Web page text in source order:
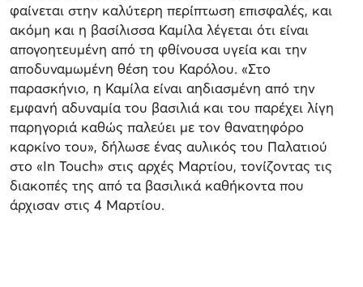
φαίνεται στην καλύτερη περίπτωση επισφαλές, και
ακόμη και η βασίλισσα Καμίλα λέγεται ότι είναι
απογοητευμένη από τη φθίνουσα υγεία και την
αποδυναμωμένη θέση του Καρόλου. «Στο
παρασκήνιο, η Καμίλα είναι αηδιασμένη από την
εμφανή αδυναμία του βασιλιά και του παρέχει λίγη
παρηγοριά καθώς παλεύει με τον θανατηφόρο
καρκίνο του», δήλωσε ένας αυλικός του Παλατιού
στο «In Touch» στις αρχές Μαρτίου, τονίζοντας τις
διακοπές της από τα βασιλικά καθήκοντα που
άρχισαν στις 4 Μαρτίου.